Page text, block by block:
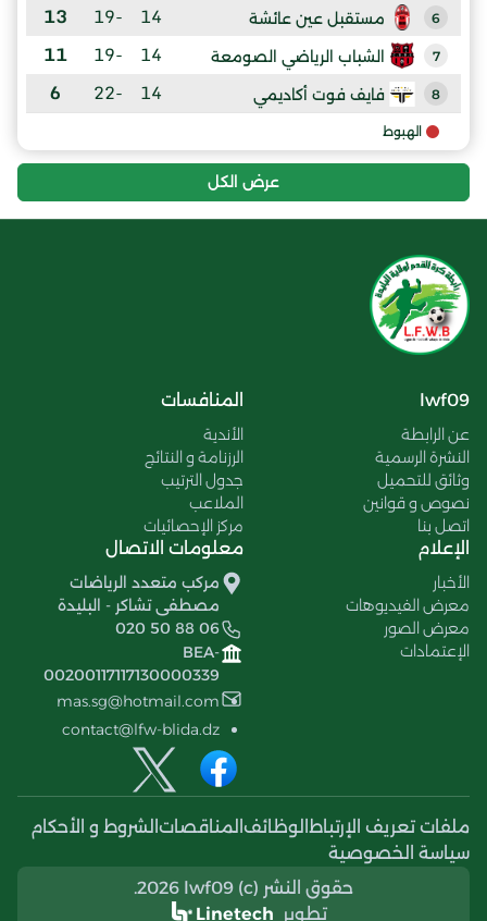
6 مستقبل عين عائشة 14
-19
13
7 الشباب الرياضي الصومعة 14
-19
11
8 فايف فوت أكاديمي 14
-22
6
الهبوط
عرض الكل
lwf09
عن الرابطة
النشرة الرسمية
وثائق للتحميل
نصوص و قوانين
اتصل بنا
المنافسات
الأندية
الرزنامة و النتائج
جدول الترتيب
الملاعب
مركز الإحصائيات
الإعلام
الأخبار
معرض الفيديوهات
معرض الصور
الإعتمادات
معلومات الاتصال
مركب متعدد الرياضات
مصطفى تشاكر - البليدة
020 50 88 06
BEA-
00200117117130000339
mas.sg@hotmail.com
contact@lfw-blida.dz
ملفات تعريف الإرتباط الوظائف المناقصات الشروط و الأحكام
سياسة الخصوصية
حقوق النشر (c) 2026 lwf09.
تطوير Linetech